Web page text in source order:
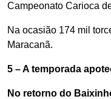
Campeonato Carioca
Na ocasião 174 mil
Maracanã.
5 – A temporada
No retorno do